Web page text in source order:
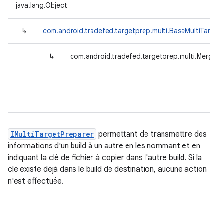
java.lang.Object
↳
↳
IMultiTargetPreparer permettant de transmettre des
informations d'un build à un autre en les nommant et en
indiquant la clé de fichier à copier dans l'autre build. Si la
clé existe déjà dans le build de destination, aucune action
n'est effectuée.